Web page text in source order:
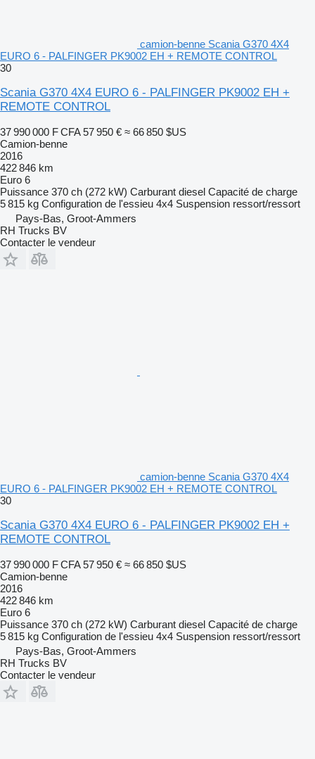
camion-benne Scania G370 4X4
EURO 6 - PALFINGER PK9002 EH + REMOTE CONTROL
30
Scania G370 4X4 EURO 6 - PALFINGER PK9002 EH +
REMOTE CONTROL
37 990 000 F CFA 57 950 € ≈ 66 850 $US
Camion-benne
2016
422 846 km
Euro 6
Puissance 370 ch (272 kW) Carburant diesel Capacité de charge
5 815 kg Configuration de l'essieu 4x4 Suspension ressort/ressort
Pays-Bas, Groot-Ammers
RH Trucks BV
Contacter le vendeur
camion-benne Scania G370 4X4
EURO 6 - PALFINGER PK9002 EH + REMOTE CONTROL
30
Scania G370 4X4 EURO 6 - PALFINGER PK9002 EH +
REMOTE CONTROL
37 990 000 F CFA 57 950 € ≈ 66 850 $US
Camion-benne
2016
422 846 km
Euro 6
Puissance 370 ch (272 kW) Carburant diesel Capacité de charge
5 815 kg Configuration de l'essieu 4x4 Suspension ressort/ressort
Pays-Bas, Groot-Ammers
RH Trucks BV
Contacter le vendeur